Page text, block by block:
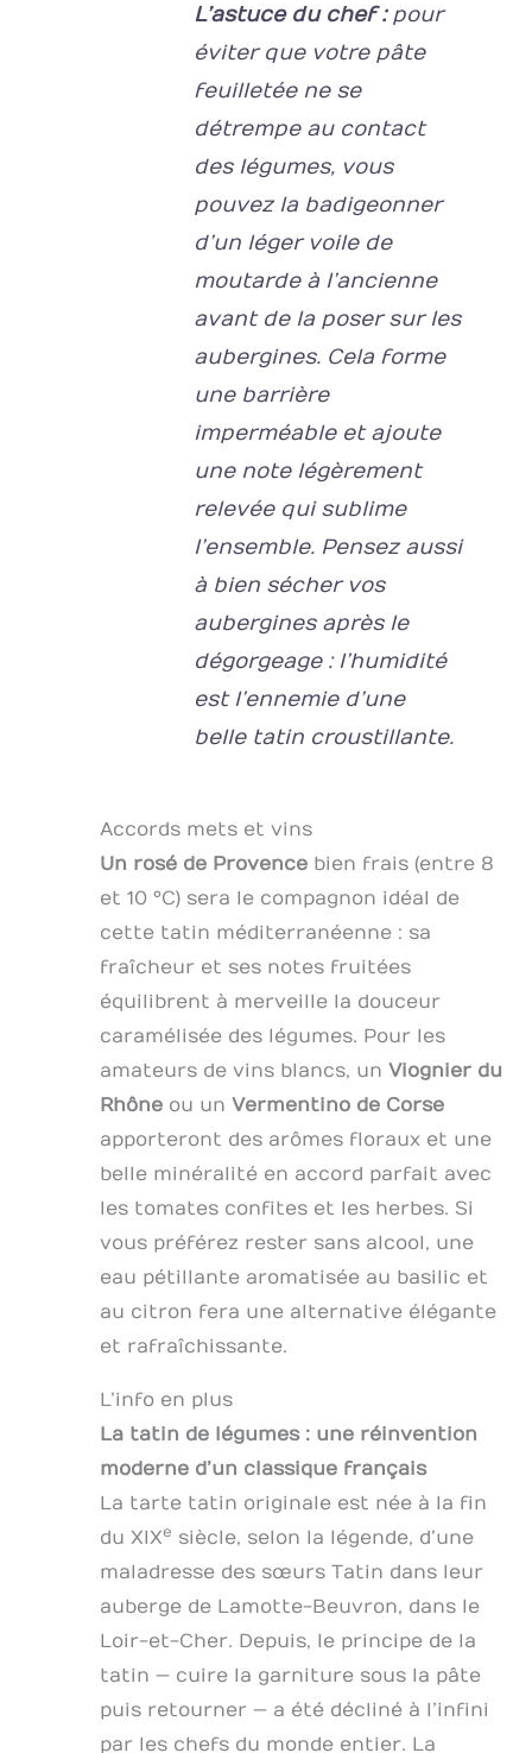
L’astuce du chef :pour
éviter que votre pâte
feuilletée ne se
détrempe au contact
des légumes, vous
pouvez la badigeonner
d’un léger voile de
moutarde à l’ancienne
avant de la poser sur les
aubergines. Cela forme
une barrière
imperméable et ajoute
une note légèrement
relevée qui sublime
l’ensemble. Pensez aussi
à bien sécher vos
aubergines après le
dégorgeage : l’humidité
est l’ennemie d’une
belle tatin croustillante.
Accords mets et vins
Un rosé de Provence bien frais (entre 8
et 10 °C) sera le compagnon idéal de
cette tatin méditerranéenne : sa
fraîcheur et ses notes fruitées
équilibrent à merveille la douceur
caramélisée des légumes. Pour les
amateurs de vins blancs, un Viognier du
Rhône ou un Vermentino de Corse
apporteront des arômes floraux et une
belle minéralité en accord parfait avec
les tomates confites et les herbes. Si
vous préférez rester sans alcool, une
eau pétillante aromatisée au basilic et
au citron fera une alternative élégante
et rafraîchissante.
L’info en plus
La tatin de légumes : une réinvention
moderne d’un classique français
La tarte tatin originale est née à la fin
du XIXe siècle, selon la légende, d’une
maladresse des sœurs Tatin dans leur
auberge de Lamotte-Beuvron, dans le
Loir-et-Cher. Depuis, le principe de la
tatin — cuire la garniture sous la pâte
puis retourner — a été décliné à l’infini
par les chefs du monde entier. La